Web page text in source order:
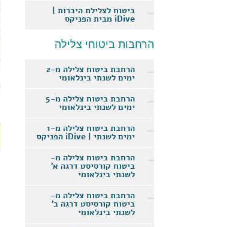
ביטוח לצלילת היכרות |
iDive מבית הפניקס
הרחבות ביטוחי צלילה
הרחבת ביטוח צלילה מ-2
ימים לשנתי בינלאומי
הרחבת ביטוח צלילה מ-5
ימים לשנתי בינלאומי
הרחבת ביטוח צלילה מ-1
ימים לשנתי | iDive הפניקס
הרחבת ביטוח צלילה מ-
ביטוח קורסיסט דרגה א'
לשנתי בינלאומי
הרחבת ביטוח צלילה מ-
ביטוח קורסיסט דרגה ב'
לשנתי בינלאומי